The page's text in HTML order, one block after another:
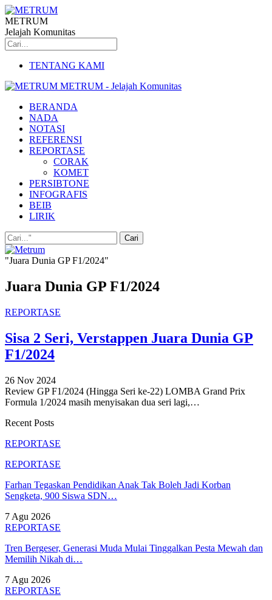
METRUM
Jelajah Komunitas
TENTANG KAMI
METRUM - Jelajah Komunitas
BERANDA
NADA
NOTASI
REFERENSI
REPORTASE
CORAK
KOMET
PERSIBTONE
INFOGRAFIS
BEIB
LIRIK
"Juara Dunia GP F1/2024"
Juara Dunia GP F1/2024
REPORTASE
Sisa 2 Seri, Verstappen Juara Dunia GP
F1/2024
26 Nov 2024
Review GP F1/2024 (Hingga Seri ke-22) LOMBA Grand Prix
Formula 1/2024 masih menyisakan dua seri lagi,…
Recent Posts
REPORTASE
REPORTASE
Farhan Tegaskan Pendidikan Anak Tak Boleh Jadi Korban
Sengketa, 900 Siswa SDN…
7 Agu 2026
REPORTASE
Tren Bergeser, Generasi Muda Mulai Tinggalkan Pesta Mewah dan
Memilih Nikah di…
7 Agu 2026
REPORTASE